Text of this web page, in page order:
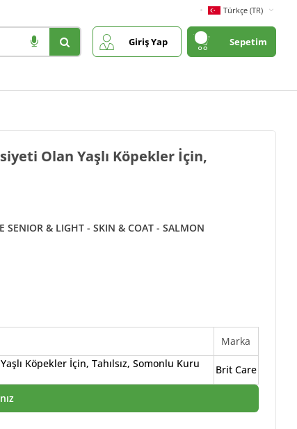
Türkçe (TR)
Giriş Yap Sepetim
SENIOR & LIGHT - SKIN & COAT - SALMON
Olan Yaşlı Köpekler İçin,
Marka
Köpekler İçin, Tahılsız, Somonlu Kuru
Brit Care